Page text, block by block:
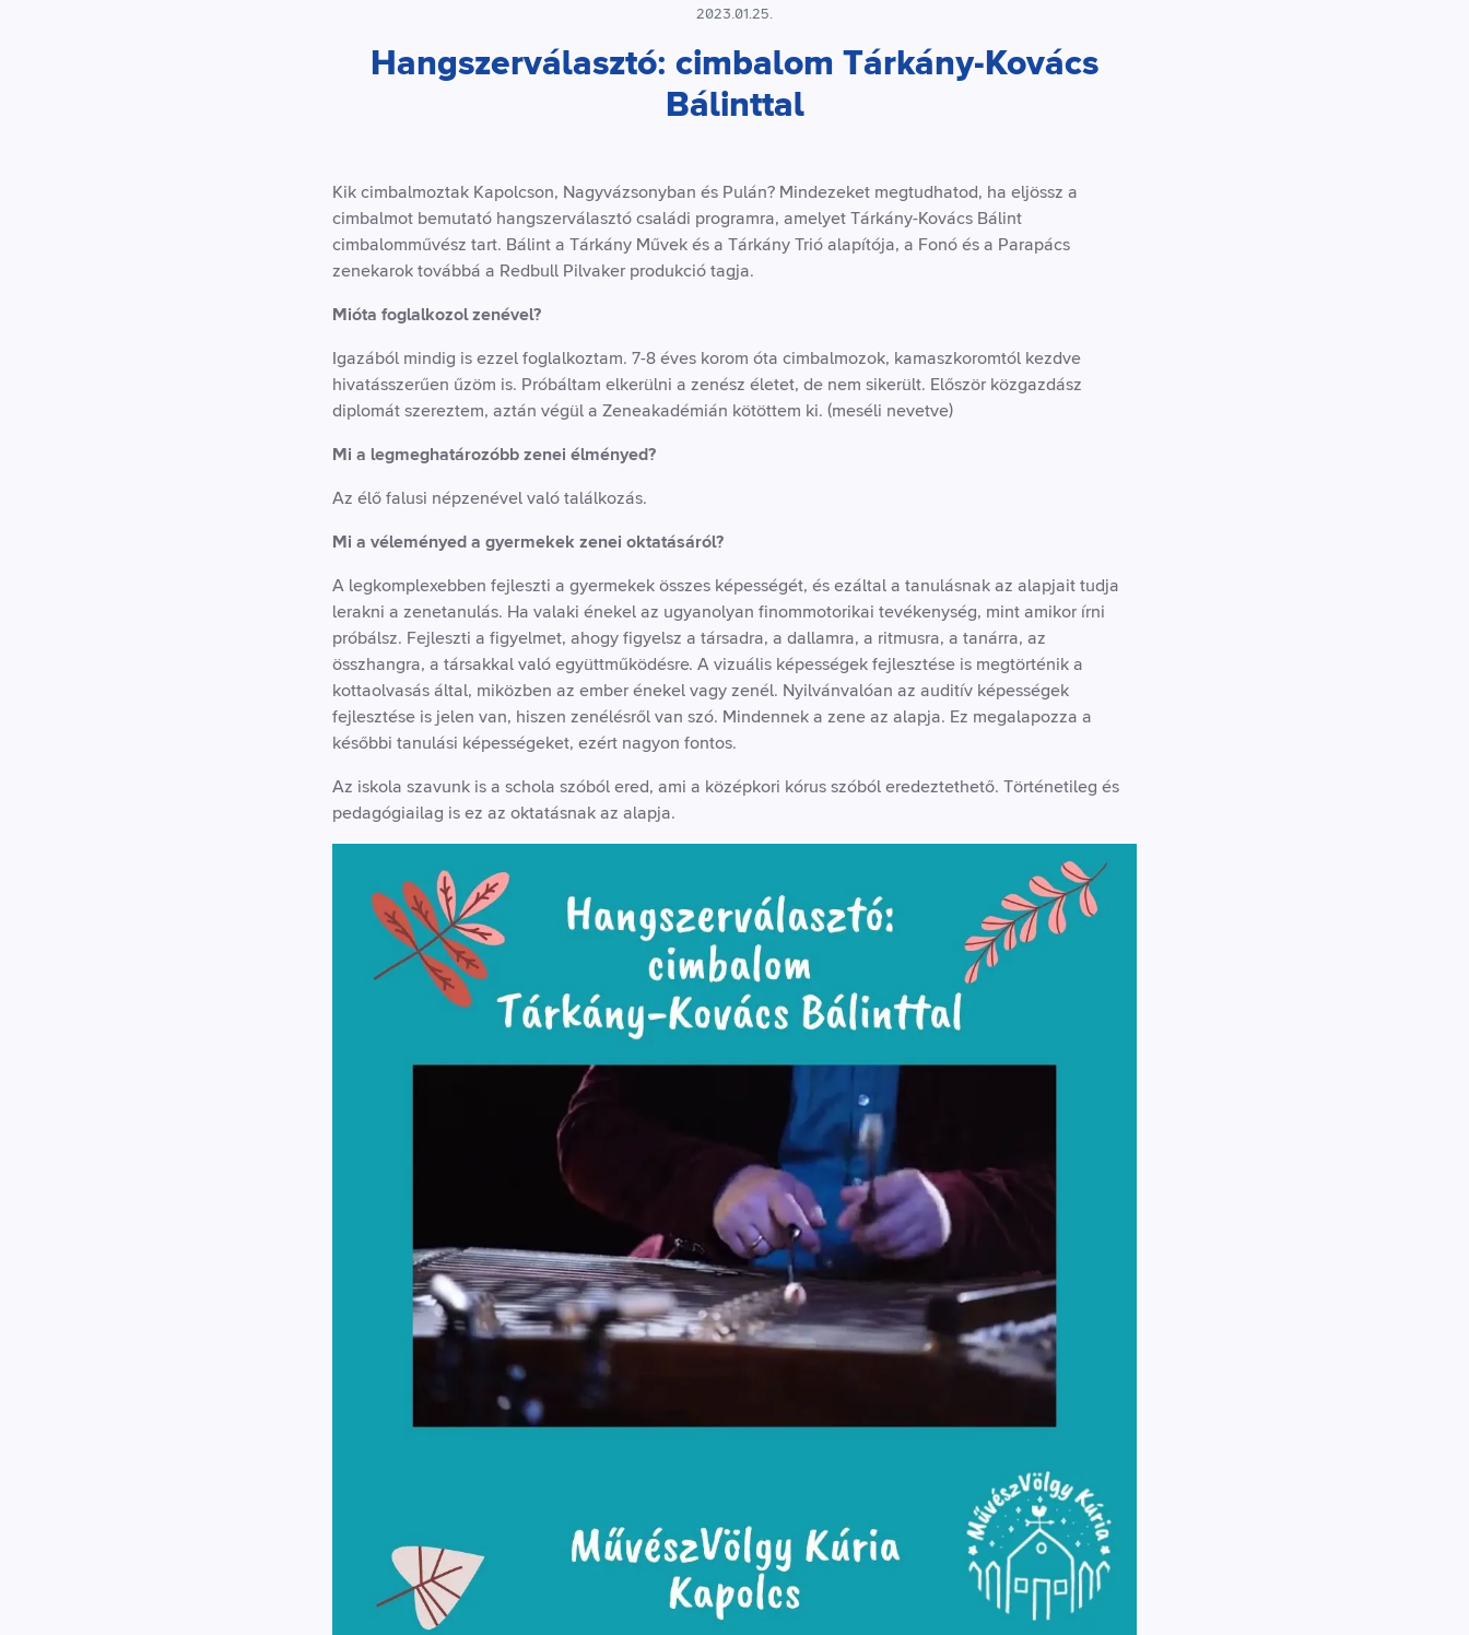
2023.01.25.
Hangszerválasztó: cimbalom Tárkány-Kovács
Bálinttal
Kik cimbalmoztak Kapolcson, Nagyvázsonyban és Pulán? Mindezeket megtudhatod, ha eljössz a
cimbalmot bemutató hangszerválasztó családi programra, amelyet Tárkány-Kovács Bálint
cimbalomművész tart. Bálint a Tárkány Művek és a Tárkány Trió alapítója, a Fonó és a Parapács
zenekarok továbbá a Redbull Pilvaker produkció tagja.
Mióta foglalkozol zenével?
Igazából mindig is ezzel foglalkoztam. 7-8 éves korom óta cimbalmozok, kamaszkoromtól kezdve
hivatásszerűen űzöm is. Próbáltam elkerülni a zenész életet, de nem sikerült. Először közgazdász
diplomát szereztem, aztán végül a Zeneakadémián kötöttem ki. (meséli nevetve)
Mi a legmeghatározóbb zenei élményed?
Az élő falusi népzenével való találkozás.
Mi a véleményed a gyermekek zenei oktatásáról?
A legkomplexebben fejleszti a gyermekek összes képességét, és ezáltal a tanulásnak az alapjait tudja
lerakni a zenetanulás. Ha valaki énekel az ugyanolyan finommotorikai tevékenység, mint amikor írni
próbálsz. Fejleszti a figyelmet, ahogy figyelsz a társadra, a dallamra, a ritmusra, a tanárra, az
összhangra, a társakkal való együttműködésre. A vizuális képességek fejlesztése is megtörténik a
kottaolvasás által, miközben az ember énekel vagy zenél. Nyilvánvalóan az auditív képességek
fejlesztése is jelen van, hiszen zenélésről van szó. Mindennek a zene az alapja. Ez megalapozza a
későbbi tanulási képességeket, ezért nagyon fontos.
Az iskola szavunk is a schola szóból ered, ami a középkori kórus szóból eredeztethető. Történetileg és
pedagógiailag is ez az oktatásnak az alapja.